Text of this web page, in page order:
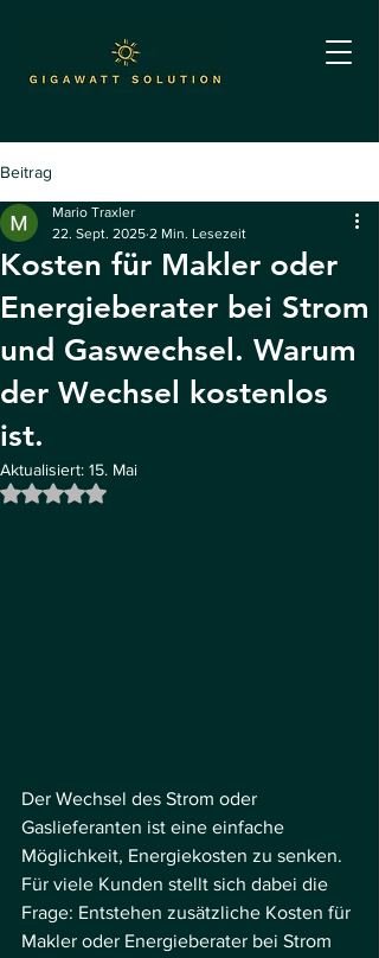
Beitrag
Kosten für Makler oder
Energieberater bei Strom
und Gaswechsel. Warum
der Wechsel kostenlos
ist.
Mario Traxler
22. Sept. 2025 2 Min. Lesezeit
Aktualisiert: 15. Mai
Mit NaN von 5 Sternen bewertet.
Der Wechsel des Strom oder
Gaslieferanten ist eine einfache
Möglichkeit, Energiekosten zu senken.
Für viele Kunden stellt sich dabei die
Frage: Entstehen zusätzliche Kosten für
Makler oder Energieberater bei Strom